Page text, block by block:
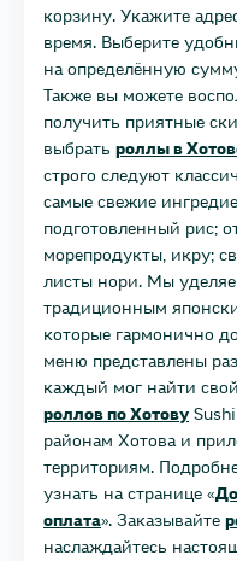
корзину. Укажите
время. Выберите
на определённую
Также вы можете
получить приятные
выбрать роллы в
строго следуют
самые свежие
подготовленный рис;
морепродукты, икру;
листы нори. Мы
традиционным
которые гармонично
меню представлены
каждый мог найти
роллов по Хотову
районам Хотова и
территориям.
узнать на странице «
оплата». Заказывайте
наслаждайтесь